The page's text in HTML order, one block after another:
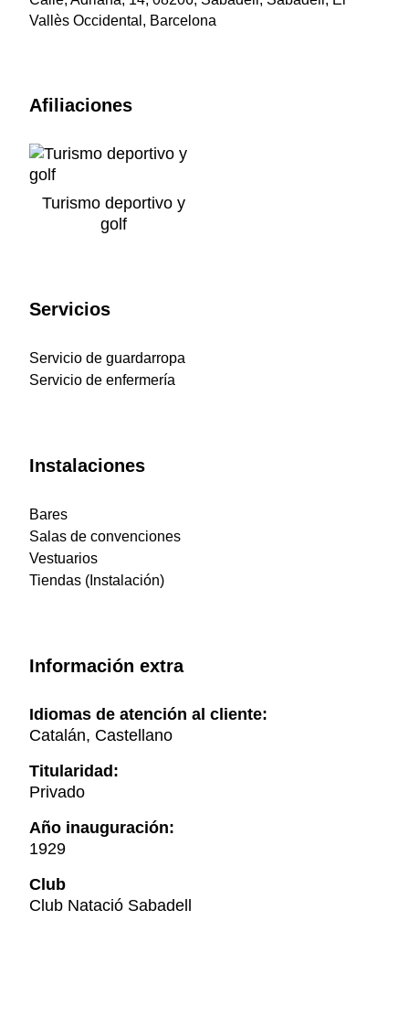
Vallès Occidental, Barcelona
Afiliaciones
Turismo deportivo y
golf
Servicios
Servicio de guardarropa
Servicio de enfermería
Instalaciones
Bares
Salas de convenciones
Vestuarios
Tiendas (Instalación)
Información extra
Idiomas de atención al cliente:
Catalán, Castellano
Titularidad:
Privado
Año inauguración:
1929
Club
Club Natació Sabadell